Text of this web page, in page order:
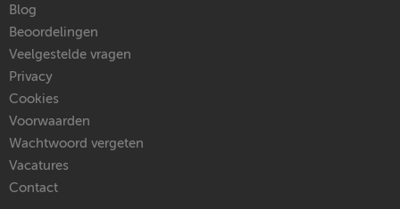
Blog
Beoordelingen
Veelgestelde vragen
Privacy
Cookies
Voorwaarden
Wachtwoord vergeten
Vacatures
Contact